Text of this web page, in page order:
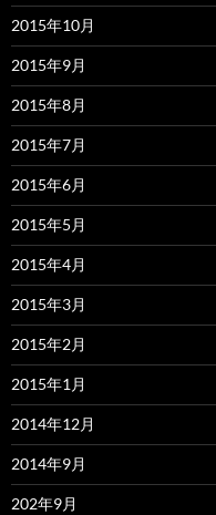
2015年10月
2015年9月
2015年8月
2015年7月
2015年6月
2015年5月
2015年4月
2015年3月
2015年2月
2015年1月
2014年12月
2014年9月
202年9月